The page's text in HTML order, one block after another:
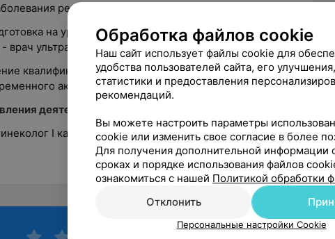
репродуктивно-значимых органов»
на уровне высшего образования, БелМАПО.
врач ультразвуковой диагностики
квалификации, БелМАПО. «Гематологические
акушерства»
деятельности:
I категории
Обработка файлов cookie
Наш сайт использует файлы cookie для
удобства пользователей сайта, его
статистики и предоставления
рекомендаций.
Вы можете настроить параметры
cookie или изменить свое согласие в более
Для получения дополнительной информации
сроках и порядке использования файлов
ознакомиться с нашей Политикой обработки
Отклонить
Персональные настройки Cookie